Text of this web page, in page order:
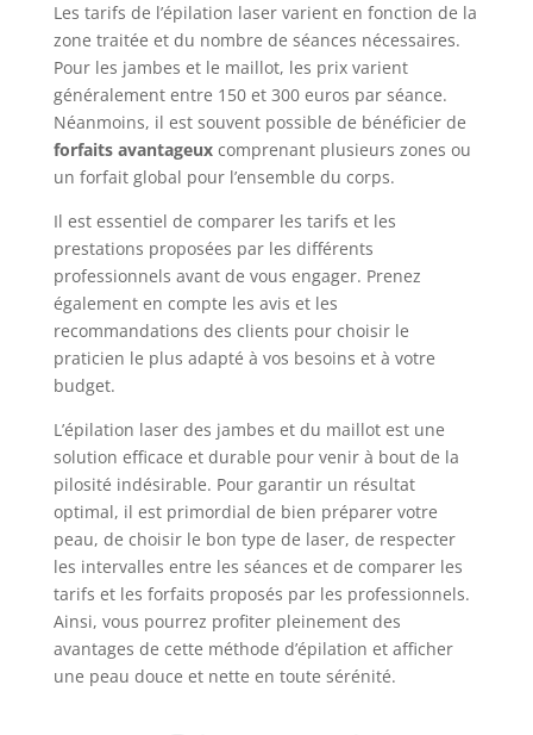
Les tarifs de l’épilation laser varient en fonction de la
zone traitée et du nombre de séances nécessaires.
Pour les jambes et le maillot, les prix varient
généralement entre 150 et 300 euros par séance.
Néanmoins, il est souvent possible de bénéficier de
forfaits avantageuxcomprenant plusieurs zones ou
un forfait global pour l’ensemble du corps.
Il est essentiel de comparer les tarifs et les
prestations proposées par les différents
professionnels avant de vous engager. Prenez
également en compte les avis et les
recommandations des clients pour choisir le
praticien le plus adapté à vos besoins et à votre
budget.
L’épilation laser des jambes et du maillot est une
solution efficace et durable pour venir à bout de la
pilosité indésirable. Pour garantir un résultat
optimal, il est primordial de bien préparer votre
peau, de choisir le bon type de laser, de respecter
les intervalles entre les séances et de comparer les
tarifs et les forfaits proposés par les professionnels.
Ainsi, vous pourrez profiter pleinement des
avantages de cette méthode d’épilation et afficher
une peau douce et nette en toute sérénité.